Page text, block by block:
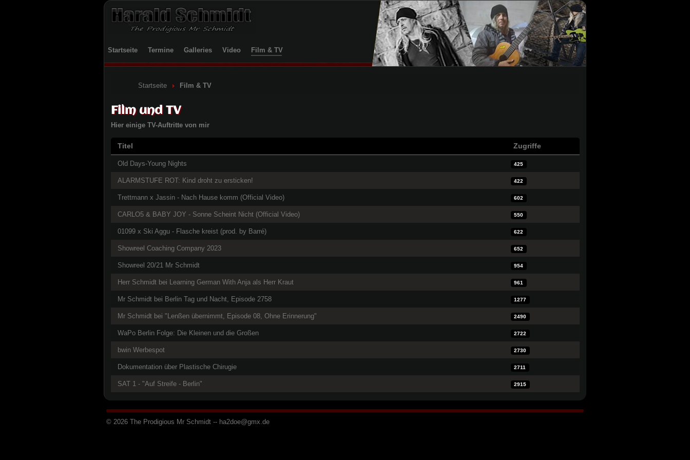
Startseite Termine Galleries Video Film & TV
Startseite Film & TV
Film und TV
Hier einige TV-Auftritte von mir
Beiträge
Titel Zugriffe
Old Days-Young Nights 425
ALARMSTUFE ROT: Kind droht zu ersticken! 422
Trettmann x Jassin - Nach Hause komm (Official Video) 602
CARLO5 & BABY JOY - Sonne Scheint Nicht (Official Video) 550
01099 x Ski Aggu - Flasche kreist (prod. by Barré) 622
Showreel Coaching Company 2023 652
Showreel 20/21 Mr Schmidt 954
Herr Schmidt bei Learning German With Anja als Herr Kraut 961
Mr Schmidt bei Berlin Tag und Nacht, Episode 2758 1277
Mr Schmidt bei "Lenßen übernimmt, Episode 08, Ohne Erinnerung" 2490
WaPo Berlin Folge: Die Kleinen und die Großen 2722
bwin Werbespot 2730
Dokumentation über Plastische Chirugie 2711
SAT 1 - "Auf Streife - Berlin" 2915
© 2026 The Prodigious Mr Schmidt -- ha2doe@gmx.de